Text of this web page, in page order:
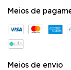
Meios de
Meios de envio